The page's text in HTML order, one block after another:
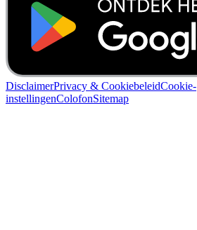
DisclaimerPrivacy & CookiebeleidCookie-
instellingenColofonSitemap